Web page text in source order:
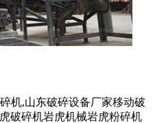
机,山东破碎设备厂家移动破
破碎机岩虎机械岩虎粉碎机